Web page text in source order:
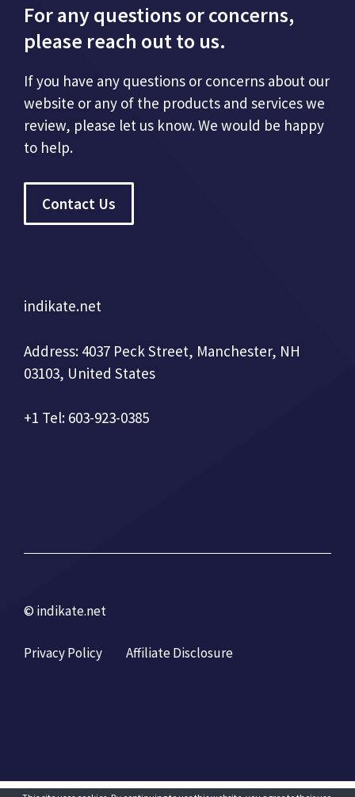
For any questions or concerns,
please reach out to us.
If you have any questions or concerns about our
website or any of the products and services we
review, please let us know. We would be happy
to help.
Contact Us
indikate.net
Address: 4037 Peck Street, Manchester, NH
03103, United States
+1 Tel: 603-923-0385
© indikate.net
Privacy Policy Affiliate Disclosure